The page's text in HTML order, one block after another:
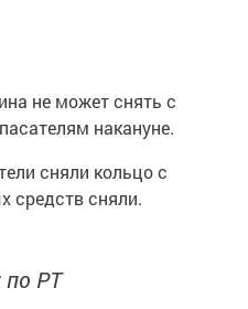
не может снять с
накануне.
сняли кольцо с
средств сняли.
РТ